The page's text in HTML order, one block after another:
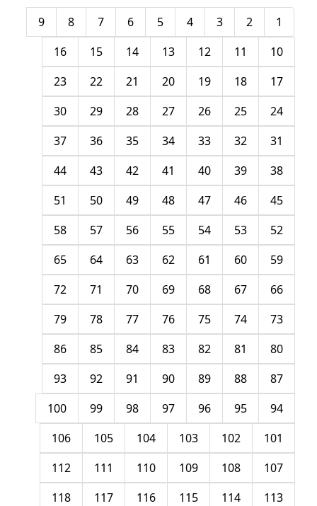
1
2
3
4
5
6
7
8
9
10
11
12
13
14
15
16
17
18
19
20
21
22
23
24
25
26
27
28
29
30
31
32
33
34
35
36
37
38
39
40
41
42
43
44
45
46
47
48
49
50
51
52
53
54
55
56
57
58
59
60
61
62
63
64
65
66
67
68
69
70
71
72
73
74
75
76
77
78
79
80
81
82
83
84
85
86
87
88
89
90
91
92
93
94
95
96
97
98
99
100
101
102
103
104
105
106
107
108
109
110
111
112
113
114
115
116
117
118